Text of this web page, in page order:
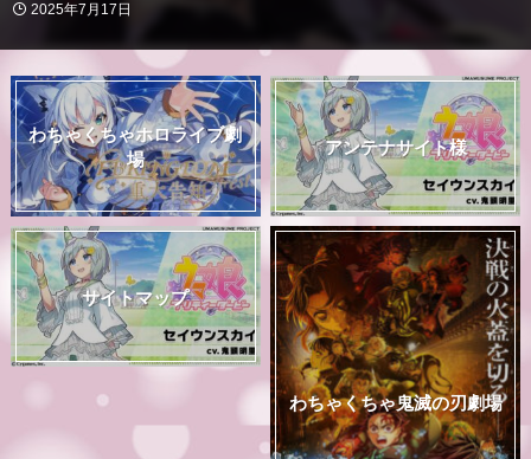
2025年7月17日
わちゃくちゃホロライブ劇
場
アンテナサイト様
サイトマップ
わちゃくちゃ鬼滅の刃劇場